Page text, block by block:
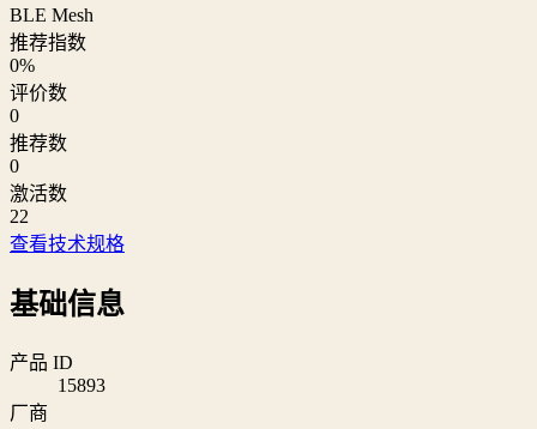
BLE Mesh
推荐指数
0%
评价数
0
推荐数
0
激活数
22
查看技术规格
基础信息
产品 ID
15893
厂商